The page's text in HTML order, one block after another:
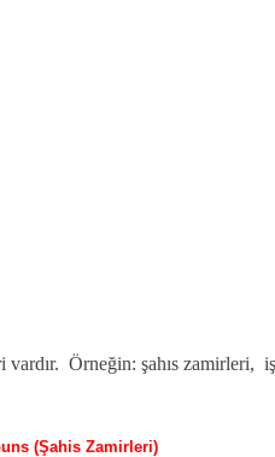
vardır. Örneğin: şahıs zamirleri,
(Şahis Zamirleri)